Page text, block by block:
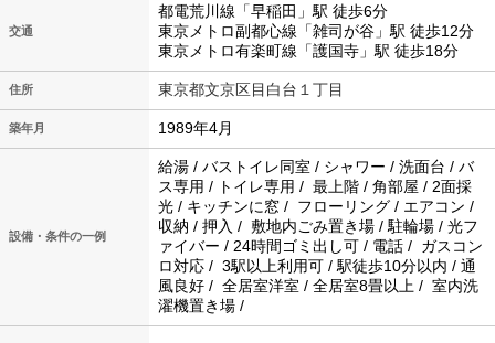
交通
都電荒川線「早稲田」駅 徒歩6分
東京メトロ副都心線「雑司が谷」駅 徒歩12分
東京メトロ有楽町線「護国寺」駅 徒歩18分
住所 東京都文京区目白台１丁目
築年月 1989年4月
設備・条件の一例
給湯 / バストイレ同室 / シャワー / 洗面台 / バ
ス専用 / トイレ専用 / 最上階 / 角部屋 / 2面採
光 / キッチンに窓 / フローリング / エアコン /
収納 / 押入 / 敷地内ごみ置き場 / 駐輪場 / 光フ
ァイバー / 24時間ゴミ出し可 / 電話 / ガスコン
ロ対応 / 3駅以上利用可 / 駅徒歩10分以内 / 通
風良好 / 全居室洋室 / 全居室8畳以上 / 室内洗
濯機置き場 /